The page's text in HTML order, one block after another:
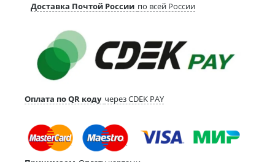
Доставка Почтой России по всей России
Оплата по QR коду через CDEK PAY